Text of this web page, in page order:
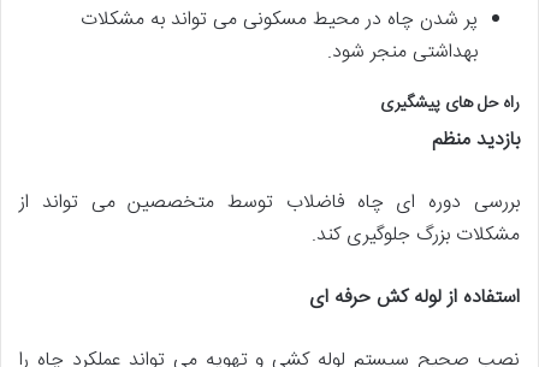
پر شدن چاه در محیط مسکونی می تواند به مشکلات
بهداشتی منجر شود.
راه حل های پیشگیری
بازدید منظم
بررسی دوره ای چاه فاضلاب توسط متخصصین می تواند از
مشکلات بزرگ جلوگیری کند.
استفاده از لوله کش حرفه ای
نصب صحیح سیستم لوله کشی و تهویه می تواند عملکرد چاه را